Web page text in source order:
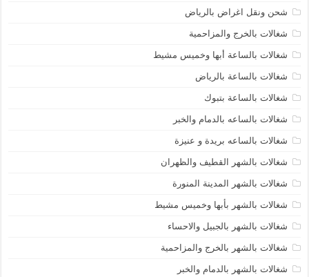
شحن ونقل اغراض بالرياض
شغالات بالخرج والمزاحمية
شغالات بالساعة أبها وخميس مشيط
شغالات بالساعة بالرياض
شغالات بالساعة بتبوك
شغالات بالساعه بالدمام والخبر
شغالات بالساعه بريدة و عنيزة
شغالات بالشهر القطيف والظهران
شغالات بالشهر المدينة المنورة
شغالات بالشهر بأبها وخميس مشيط
شغالات بالشهر بالجبيل والاحساء
شغالات بالشهر بالخرج والمزاحمية
شغالات بالشهر بالدمام والخبر